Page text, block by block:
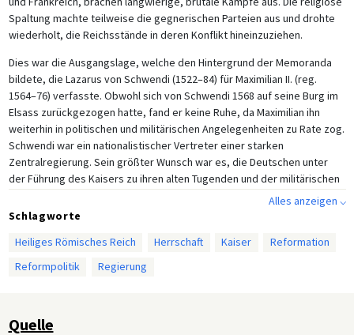
Spaltung machte teilweise die gegnerischen Parteien aus und drohte
wiederholt, die Reichsstände in deren Konflikt hineinzuziehen.
Dies war die Ausgangslage, welche den Hintergrund der Memoranda
bildete, die Lazarus von Schwendi (1522–84) für Maximilian II. (reg.
1564–76) verfasste. Obwohl sich von Schwendi 1568 auf seine Burg im
Elsass zurückgezogen hatte, fand er keine Ruhe, da Maximilian ihn
weiterhin in politischen und militärischen Angelegenheiten zu Rate zog.
Schwendi war ein nationalistischer Vertreter einer starken
Zentralregierung. Sein größter Wunsch war es, die Deutschen unter
der Führung des Kaisers zu ihren alten Tugenden und der militärischen
macht ihrer Urahnen zurückkehren zu sehen. In religiöser Hinsicht war
er ein gemäßigter Protestant, der Kaiser Maximilian den Untergang der
zusehends Anhänger und ihr Klerus das Ansehen verlor.
Dieser Auszug aus Schwendis Memorandum von 1574 nimmt auf all
den Kaiser im Gegensatz zur politischen und religiösen Realität. So
Alles anzeigen ⌵
Schlagworte
Heiliges Römisches Reich
Herrschaft Kaiser
Reformation
Reformpolitik
Regierung
Quelle